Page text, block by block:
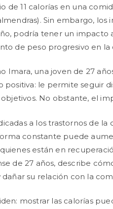
de 11 calorías en una
Sin embargo, los
podría tener un impacto
de peso progresivo en la
Imara, una joven de 27
positiva: le permite seguir
No obstante, el
a los trastornos de
constante puede
están en
de 27 años, describe
dañar su relación con la
mostrar las calorías